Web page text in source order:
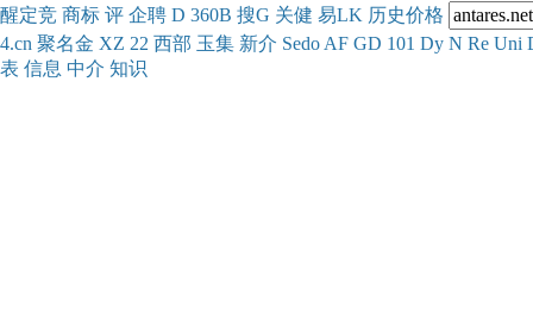
醒定竞 商标 评 企聘 D 360B 搜G 关健 易LK 历史价格
4.cn 聚名金 XZ 22 西部 玉集 新介 Sedo AF GD 101 Dy N Re Uni
表 信息 中介 知识